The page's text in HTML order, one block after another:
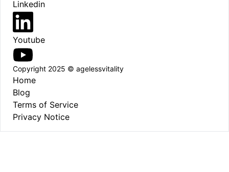
Linkedin
Youtube
Copyright 2025 © agelessvitality
Home
Blog
Terms of Service
Privacy Notice